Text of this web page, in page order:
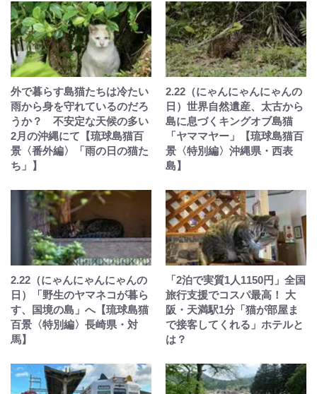
外で暮らす島猫たちは冷たい
雨から身を守れているのだろ
うか？ 不安定な天候の多い
2月の沖縄にて【琉球島猫百
景〈番外編〉「雨の日の猫た
ち」】
2.22（にゃんにゃんにゃんの
日）世界自然遺産、太古から
島に息づくキングオブ島猫
「ヤママヤー」【琉球島猫百
景〈特別編〉沖縄県・西表
島】
2.22（にゃんにゃんにゃんの
日）「野生のヤマネコが暮ら
す、国境の島」へ【琉球島猫
百景〈特別編〉長崎県・対
馬】
「2泊で実質1人1150円」全国
旅行支援でコスパ最高！ 大
阪・天満駅1分「猫が部屋ま
で接客してくれる」ホテルと
は？